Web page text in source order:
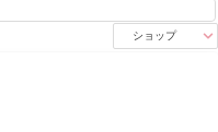
ショップ